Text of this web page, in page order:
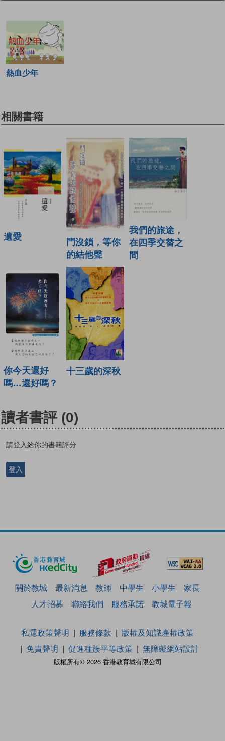
熱血少年
相關書籍
遺愛
門沒鎖，等你
的結他聲
我們的旅途，
在四季交替之
間
你今天還好
嗎…還好嗎？
十三歲的深秋
讀者書評 (0)
請登入給你的書籍評分
登入
關於教城 最新消息 教師 中學生 小學生
家長
人才招募
聯絡我們 服務承諾 教城電子報
版權所有© 2026 香港教育城有限公司
私隱政策聲明 服務條款
版權及知識產權政策
免責聲明
促進種族平等政策 無障礙網站設計